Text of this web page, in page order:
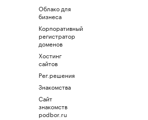
Облако для
бизнеса
Корпоративный
регистратор
доменов
Хостинг
сайтов
Рег.решения
Знакомства
Сайт
знакомств
podbor.ru